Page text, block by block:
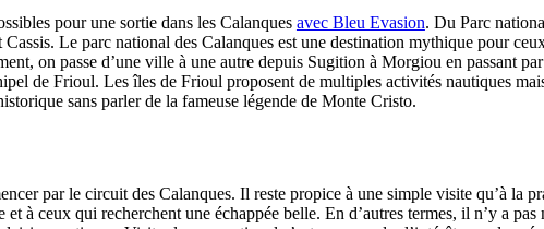
pour une sortie dans les Calanques avec Bleu Evasion. Du Parc
Le parc national des Calanques est une destination mythique pour
on passe d’une ville à une autre depuis Sugition à Morgiou en passant
de Frioul. Les îles de Frioul proposent de multiples activités nautiques
sans parler de la fameuse légende de Monte Cristo.
par le circuit des Calanques. Il reste propice à une simple visite qu’à la
ceux qui recherchent une échappée belle. En d’autres termes, il n’y a